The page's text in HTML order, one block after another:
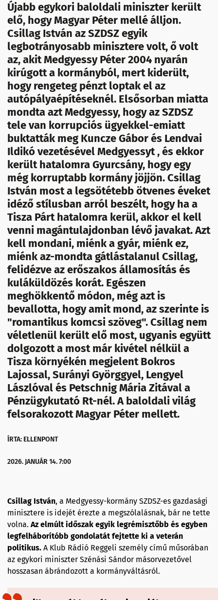
Újabb egykori baloldali miniszter került
elő, hogy Magyar Péter mellé álljon.
Csillag István az SZDSZ egyik
legbotrányosabb minisztere volt, ő volt
az, akit Medgyessy Péter 2004 nyarán
kirúgott a kormányból, mert kiderült,
hogy rengeteg pénzt loptak el az
autópályaépítéseknél. Elsősorban miatta
mondta azt Medgyessy, hogy az SZDSZ
tele van korrupciós ügyekkel-emiatt
buktatták meg Kuncze Gábor és Lendvai
Ildikó vezetésével Medgyessyt , és ekkor
került hatalomra Gyurcsány, hogy egy
még korruptabb kormány jöjjön. Csillag
István most a legsötétebb ötvenes éveket
idéző stílusban arról beszélt, hogy ha a
Tisza Párt hatalomra kerül, akkor el kell
venni magántulajdonban lévő javakat. Azt
kell mondani, miénk a gyár, miénk ez,
miénk az-mondta gátlástalanul Csillag,
felidézve az erőszakos államosítás és
kuláküldözés korát. Egészen
meghökkentő módon, még azt is
bevallotta, hogy amit mond, az szerinte is
"romantikus komcsi szöveg". Csillag nem
véletlenül került elő most, ugyanis együtt
dolgozott a most már kivétel nélkül a
Tisza környékén megjelent Bokros
Lajossal, Surányi Györggyel, Lengyel
Lászlóval és Petschnig Mária Zitával a
Pénzügykutató Rt-nél. A baloldali világ
felsorakozott Magyar Péter mellett.
ÍRTA: ELLENPONT
2026. JANUÁR 14. 7:00
Csillag István, a Medgyessy-kormány SZDSZ-es gazdasági
minisztere is idejét érezte a megszólalásnak, bár ne tette
volna. Az elmúlt időszak egyik legrémisztőbb és egyben
legfelháborítóbb gondolatát fejtette ki a veterán
politikus. A Klub Rádió Reggeli személy című műsorában
az egykori miniszter Szénási Sándor másorvezetővel
hosszasan ábrándozott a kormányváltásról.